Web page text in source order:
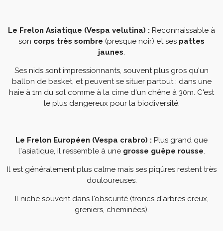
Le Frelon Asiatique (Vespa velutina) : Reconnaissable à
son corps très sombre (presque noir) et ses pattes
jaunes.
Ses nids sont impressionnants, souvent plus gros qu'un
ballon de basket, et peuvent se situer partout : dans une
haie à 1m du sol comme à la cime d'un chêne à 30m. C'est
le plus dangereux pour la biodiversité.
Le Frelon Européen (Vespa crabro) : Plus grand que
l'asiatique, il ressemble à une grosse guêpe rousse.
Il est généralement plus calme mais ses piqûres restent très
douloureuses.
Il niche souvent dans l'obscurité (troncs d'arbres creux,
greniers, cheminées).